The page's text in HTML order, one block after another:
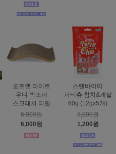
도트캣 라이트
우디 빅소파
스크래쳐 리필
6,000원
6,000원
스탠바이미
파티츄 참치&게살
60g (12gx5개)
2,000원
1,200원